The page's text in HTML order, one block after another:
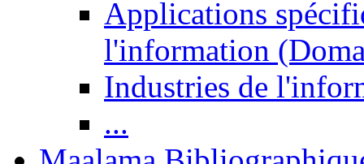
Applications
l'information
Industries de
...